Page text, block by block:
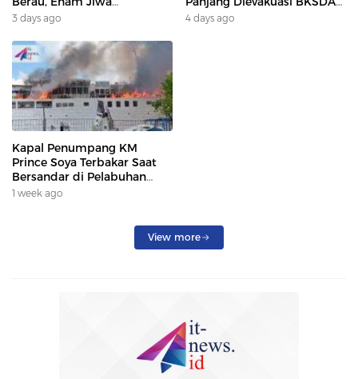
Terdampak
3 days ago
Dan DAMKAR
4 days ago
Kapal Penumpang KM
Prince Soya Terbakar Saat
Bersandar di Pelabuhan
Samarinda, Keberangkatan
1 week ago
View more